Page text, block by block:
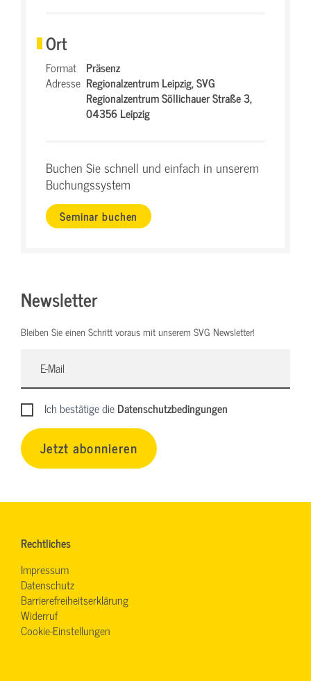
Ort
Format Präsenz
Adresse Regionalzentrum Leipzig,SVG
Regionalzentrum Söllichauer Straße 3,
04356 Leipzig
Buchen Sie schnell und einfach in unserem
Buchungssystem
Seminar buchen
Newsletter
Bleiben Sie einen Schritt voraus mit unserem SVG Newsletter!
Ich bestätige dieDatenschutzbedingungen
Jetzt abonnieren
Rechtliches
Impressum
Datenschutz
Barrierefreiheitserklärung
Widerruf
Cookie-Einstellungen